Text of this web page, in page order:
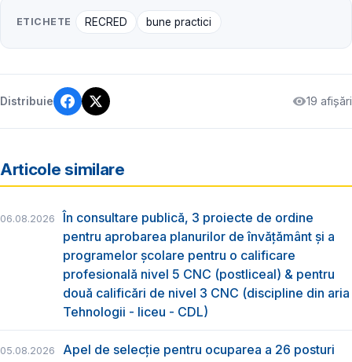
ETICHETE RECRED bune practici
Distribuie 19 afișări
Articole similare
06.08.2026
În consultare publică, 3 proiecte de ordine
pentru aprobarea planurilor de învățământ și a
programelor școlare pentru o calificare
profesională nivel 5 CNC (postliceal) & pentru
două calificări de nivel 3 CNC (discipline din aria
Tehnologii - liceu - CDL)
05.08.2026
Apel de selecție pentru ocuparea a 26 posturi